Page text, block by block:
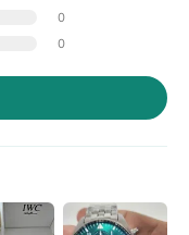
0
0